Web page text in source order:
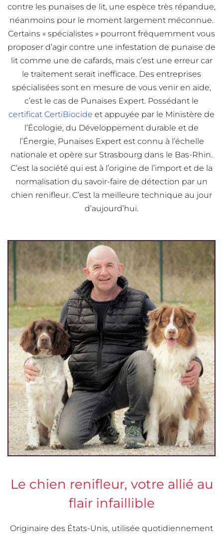
contre les punaises de lit, une espèce très répandue,
néanmoins pour le moment largement méconnue.
Certains « spécialistes » pourront fréquemment vous
proposer d’agir contre une infestation de punaise de
lit comme une de cafards, mais c’est une erreur car
le traitement serait inefficace. Des entreprises
spécialisées sont en mesure de vous venir en aide,
c’est le cas de Punaises Expert. Possédant le
certificat CertiBiocide et appuyée par le Ministère de
l’Écologie, du Développement durable et de
l’Énergie, Punaises Expert est connu à l’échelle
nationale et opère sur Strasbourg dans le Bas-Rhin.
C’est la société qui est à l’origine de l’import et de la
normalisation du savoir-faire de détection par un
chien renifleur. C’est la meilleure technique au jour
d’aujourd’hui.
Le chien renifleur, votre allié au
flair infaillible
Originaire des États-Unis, utilisée quotidiennement